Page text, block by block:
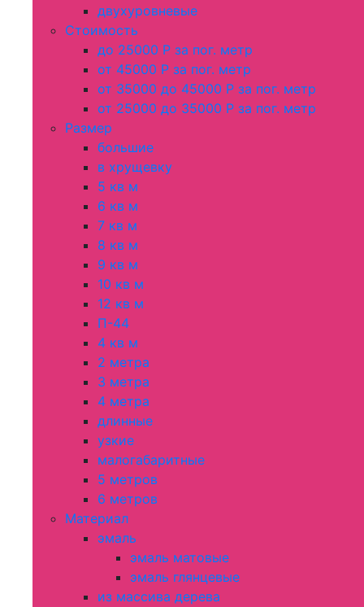
двухуровневые
Стоимость
до 25000 Р за пог. метр
от 45000 Р за пог. метр
от 35000 до 45000 Р за пог. метр
от 25000 до 35000 Р за пог. метр
Размер
большие
в хрущевку
5 кв м
6 кв м
7 кв м
8 кв м
9 кв м
10 кв м
12 кв м
П-44
4 кв м
2 метра
3 метра
4 метра
длинные
узкие
малогабаритные
5 метров
6 метров
Материал
эмаль
эмаль матовые
эмаль глянцевые
из массива дерева